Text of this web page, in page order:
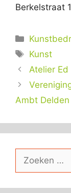
Berkelstraat
Tags
Kunst
Atelier
Ambt Delden
naar: